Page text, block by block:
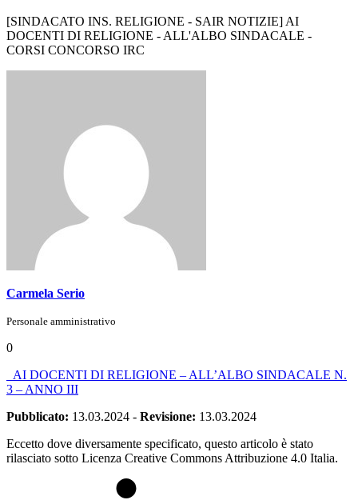
[SINDACATO INS. RELIGIONE - SAIR NOTIZIE] AI
DOCENTI DI RELIGIONE - ALL'ALBO SINDACALE -
CORSI CONCORSO IRC
Carmela Serio
Personale amministrativo
0
_AI DOCENTI DI RELIGIONE – ALL’ALBO SINDACALE N.
3 – ANNO III
Pubblicato: 13.03.2024 - Revisione: 13.03.2024
Eccetto dove diversamente specificato, questo articolo è stato
rilasciato sotto Licenza Creative Commons Attribuzione 4.0 Italia.